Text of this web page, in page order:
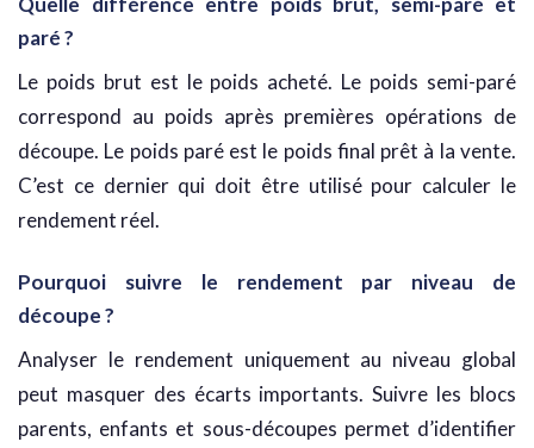
paré ?
Le poids brut est le poids acheté. Le poids semi-paré
correspond au poids après premières opérations de
découpe. Le poids paré est le poids final prêt à la vente.
C’est ce dernier qui doit être utilisé pour calculer le
rendement réel.
Pourquoi suivre le rendement par niveau de
découpe ?
Analyser le rendement uniquement au niveau global
peut masquer des écarts importants. Suivre les blocs
parents, enfants et sous-découpes permet d’identifier